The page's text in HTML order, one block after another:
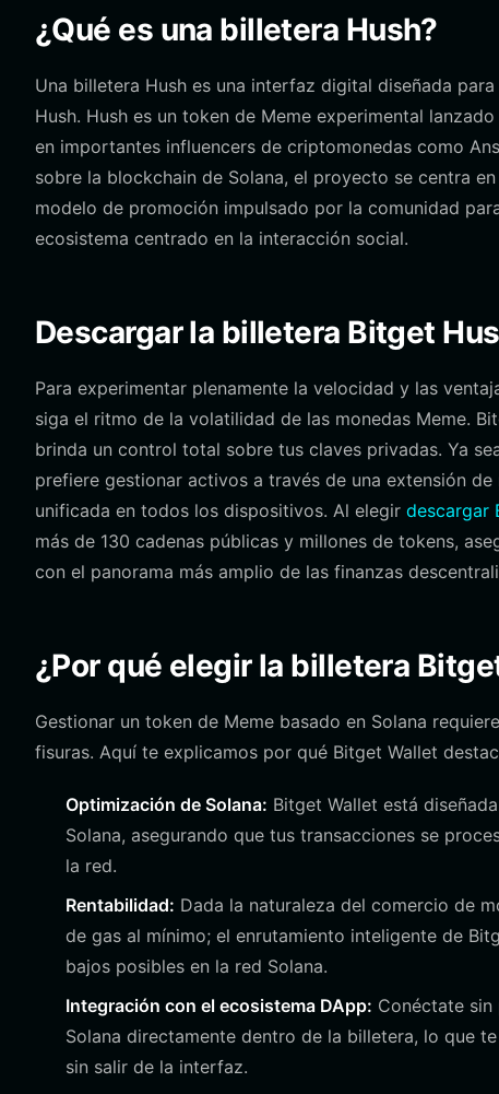
¿Qué es una billetera Hush?
Una billetera Hush es una interfaz digital diseñada
Hush. Hush es un token de Meme experimental
en importantes influencers de criptomonedas como
sobre la blockchain de Solana, el proyecto se centra
modelo de promoción impulsado por la comunidad
ecosistema centrado en la interacción social.
Descargar la billetera Bitget
Para experimentar plenamente la velocidad y las
siga el ritmo de la volatilidad de las monedas Meme.
brinda un control total sobre tus claves privadas. Ya
prefiere gestionar activos a través de una extensión
unificada en todos los dispositivos. Al elegir descargar
más de 130 cadenas públicas y millones de tokens,
con el panorama más amplio de las finanzas
¿Por qué elegir la billetera
Gestionar un token de Meme basado en Solana
fisuras. Aquí te explicamos por qué Bitget Wallet
Optimización de Solana: Bitget Wallet está
Solana, asegurando que tus transacciones se
la red.
Rentabilidad: Dada la naturaleza del comercio de
de gas al mínimo; el enrutamiento inteligente de
bajos posibles en la red Solana.
Integración con el ecosistema DApp: Conéctate sin
Solana directamente dentro de la billetera, lo que
sin salir de la interfaz.